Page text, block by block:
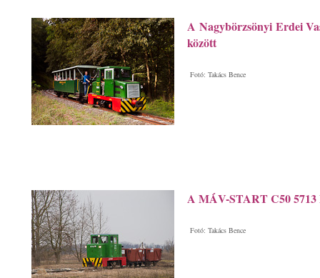
A Nagybörzsönyi Erdei
között
Fotó: Takács Bence
A MÁV-START C50 5713
Fotó: Takács Bence